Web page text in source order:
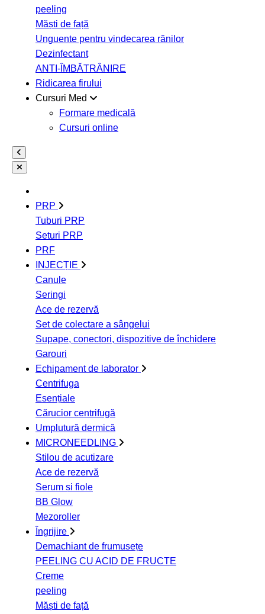
peeling
Măști de față
Unguente pentru vindecarea rănilor
Dezinfectant
ANTI-ÎMBĂTRÂNIRE
Ridicarea firului
Cursuri Med
Formare medicală
Cursuri online
PRP
Tuburi PRP
Seturi PRP
PRF
INJECȚIE
Canule
Seringi
Ace de rezervă
Set de colectare a sângelui
Supape, conectori, dispozitive de închidere
Garouri
Echipament de laborator
Centrifuga
Esențiale
Cărucior centrifugă
Umplutură dermică
MICRONEEDLING
Stilou de acutizare
Ace de rezervă
Serum și fiole
BB Glow
Mezoroller
Îngrijire
Demachiant de frumusețe
PEELING CU ACID DE FRUCTE
Creme
peeling
Măști de față